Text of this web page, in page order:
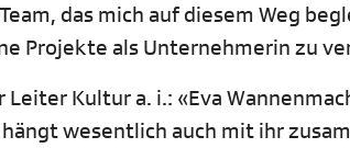
das mich auf diesem Weg
Projekte als Unternehmerin zu
Leiter Kultur a. i.: «Eva
wesentlich auch mit ihr